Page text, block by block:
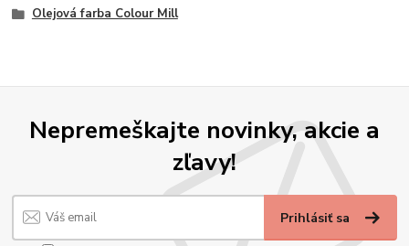
Olejová farba Colour Mill
Nepremeškajte novinky, akcie a
zľavy!
Prihlásiť sa